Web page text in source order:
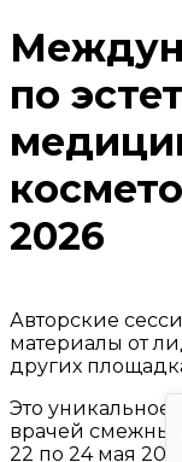
по
2026
Авторские
материалы от
других
Это уникальное
врачей
22 по 24 мая